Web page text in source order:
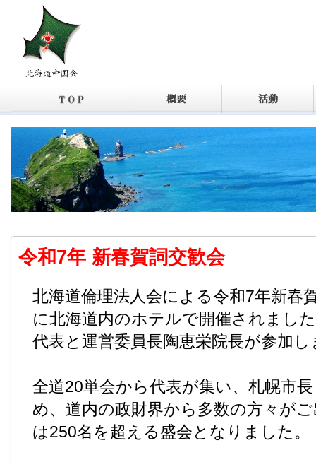
令和7年 新春賀詞交歓会
北海道倫理法人会による令和7年新春
に北海道内のホテルで開催されまし
代表と運営委員長陶恵栄院長が参加
全道20単会から代表が集い、札幌市
め、道内の政財界から多数の方々が
は250名を超える盛会となりました。